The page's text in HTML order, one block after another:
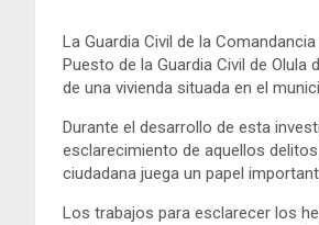
La Guardia Civil de la
Puesto de la Guardia Civil de
de una vivienda situada en el
Durante el desarrollo de esta
esclarecimiento de aquellos
ciudadana juega un papel
Los trabajos para esclarecer los